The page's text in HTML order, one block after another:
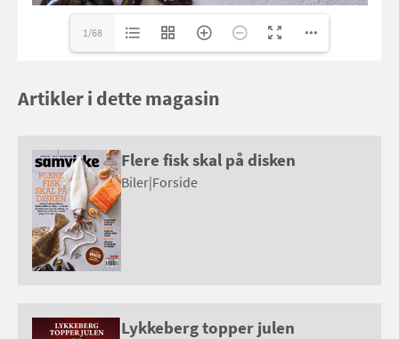
1/68
Artikler i dette magasin
Flere fisk skal på disken
Biler|Forside
Lykkeberg topper julen